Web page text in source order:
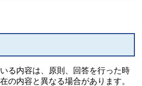
る内容は、原則、回答を行った時
の内容と異なる場合があります。